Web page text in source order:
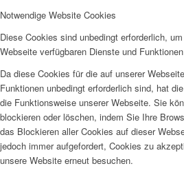
Notwendige Website Cookies
Diese Cookies sind unbedingt erforderlich,
Webseite verfügbaren Dienste und
Da diese Cookies für die auf unserer
Funktionen unbedingt erforderlich sind, hat
die Funktionsweise unserer Webseite. Sie
blockieren oder löschen, indem Sie Ihre
das Blockieren aller Cookies auf dieser
jedoch immer aufgefordert, Cookies zu
unsere Website erneut besuchen.